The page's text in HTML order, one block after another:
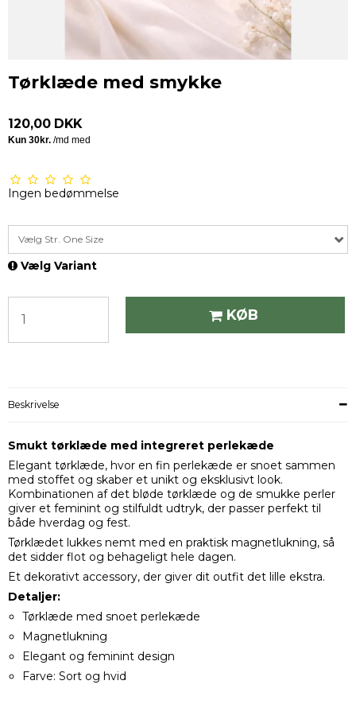
Tørklæde med smykke
120,00 DKK
Ingen bedømmelse
Vælg Str. One Size
Vælg Variant
KØB
Beskrivelse
Smukt tørklæde med integreret perlekæde
Elegant tørklæde, hvor en fin perlekæde er snoet sammen
med stoffet og skaber et unikt og eksklusivt look.
Kombinationen af det bløde tørklæde og de smukke perler
giver et feminint og stilfuldt udtryk, der passer perfekt til
både hverdag og fest.
Tørklædet lukkes nemt med en praktisk magnetlukning, så
det sidder flot og behageligt hele dagen.
Et dekorativt accessory, der giver dit outfit det lille ekstra.
Detaljer:
Tørklæde med snoet perlekæde
Magnetlukning
Elegant og feminint design
Farve: Sort og hvid